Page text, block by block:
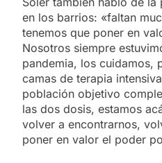
en los barrios: «faltan
tenemos que poner en
Nosotros siempre
pandemia, los cuidamos,
camas de terapia
población objetivo
las dos dosis, estamos
volver a encontrarnos,
poner en valor el poder